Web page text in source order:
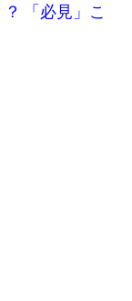
「必見」こ